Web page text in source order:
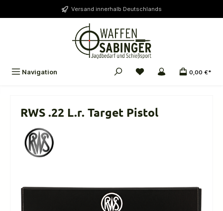
Versand innerhalb Deutschlands
Navigation 0,00 €*
RWS .22 L.r. Target Pistol
Bildergalerie überspringen